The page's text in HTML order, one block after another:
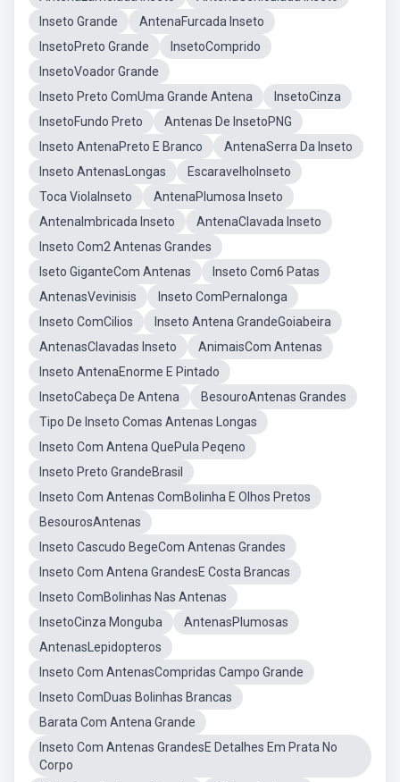
Inseto Grande
AntenaFurcada Inseto
InsetoPreto Grande
InsetoComprido
InsetoVoador Grande
Inseto Preto ComUma Grande Antena
InsetoCinza
InsetoFundo Preto
Antenas De InsetoPNG
Inseto AntenaPreto E Branco
AntenaSerra Da Inseto
Inseto AntenasLongas
EscaravelhoInseto
Toca ViolaInseto
AntenaPlumosa Inseto
AntenaImbricada Inseto
AntenaClavada Inseto
Inseto Com2 Antenas Grandes
Iseto GiganteCom Antenas
Inseto Com6 Patas
AntenasVevinisis
Inseto ComPernalonga
Inseto ComCilios
Inseto Antena GrandeGoiabeira
AntenasClavadas Inseto
AnimaisCom Antenas
Inseto AntenaEnorme E Pintado
InsetoCabeça De Antena
BesouroAntenas Grandes
Tipo De Inseto Comas Antenas Longas
Inseto Com Antena QuePula Peqeno
Inseto Preto GrandeBrasil
Inseto Com Antenas ComBolinha E Olhos Pretos
BesourosAntenas
Inseto Cascudo BegeCom Antenas Grandes
Inseto Com Antena GrandesE Costa Brancas
Inseto ComBolinhas Nas Antenas
InsetoCinza Monguba
AntenasPlumosas
AntenasLepidopteros
Inseto Com AntenasCompridas Campo Grande
Inseto ComDuas Bolinhas Brancas
Barata Com Antena Grande
Inseto Com Antenas GrandesE Detalhes Em Prata No
Corpo